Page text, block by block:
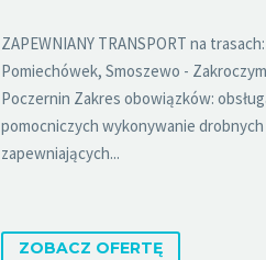
ZAPEWNIANY TRANSPORT na
Pomiechówek, Smoszewo -
Poczernin Zakres obowiązków:
pomocniczych wykonywanie
zapewniających...
ZOBACZ OFERTĘ